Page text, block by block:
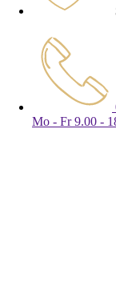
Mo - Fr 9.00 -